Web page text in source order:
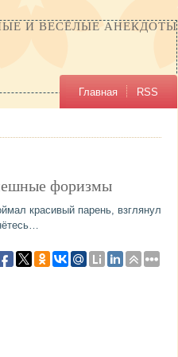
И ВЕСЁЛЫЕ АНЕКДОТЫ
Главная RSS
форизмы
красивый парень, взглянул